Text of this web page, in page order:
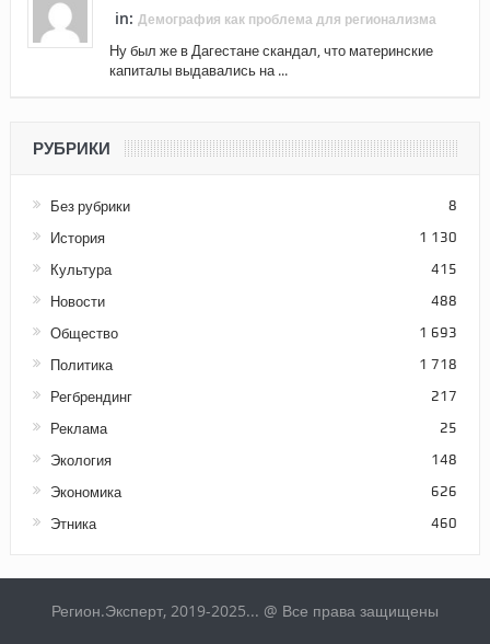
in: Демография как проблема для регионализма
Ну был же в Дагестане скандал, что материнские
капиталы выдавались на ...
РУБРИКИ
Без рубрики 8
История 1 130
Культура 415
Новости 488
Общество 1 693
Политика 1 718
Регбрендинг 217
Реклама 25
Экология 148
Экономика 626
Этника 460
Регион.Эксперт, 2019-2025... @ Все права защищены